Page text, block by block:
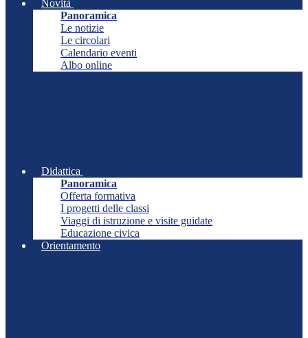
Novità
Panoramica
Le notizie
Le circolari
Calendario eventi
Albo online
Didattica
Panoramica
Offerta formativa
I progetti delle classi
Viaggi di istruzione e visite guidate
Educazione civica
Orientamento